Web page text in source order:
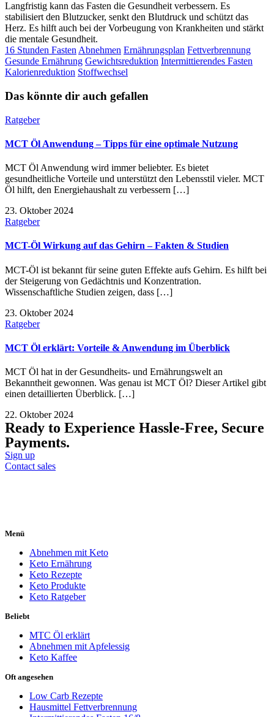
Langfristig kann das Fasten die Gesundheit verbessern. Es
stabilisiert den Blutzucker, senkt den Blutdruck und schützt das
Herz. Es hilft auch bei der Vorbeugung von Krankheiten und stärkt
die mentale Gesundheit.
16 Stunden Fasten Abnehmen Ernährungsplan Fettverbrennung
Gesunde Ernährung Gewichtsreduktion Intermittierendes Fasten
Kalorienreduktion Stoffwechsel
Das könnte dir auch gefallen
Ratgeber
MCT Öl Anwendung – Tipps für eine optimale Nutzung
MCT Öl Anwendung wird immer beliebter. Es bietet
gesundheitliche Vorteile und unterstützt den Lebensstil vieler. MCT
Öl hilft, den Energiehaushalt zu verbessern […]
23. Oktober 2024
Ratgeber
MCT-Öl Wirkung auf das Gehirn – Fakten & Studien
MCT-Öl ist bekannt für seine guten Effekte aufs Gehirn. Es hilft bei
der Steigerung von Gedächtnis und Konzentration.
Wissenschaftliche Studien zeigen, dass […]
23. Oktober 2024
Ratgeber
MCT Öl erklärt: Vorteile & Anwendung im Überblick
MCT Öl hat in der Gesundheits- und Ernährungswelt an
Bekanntheit gewonnen. Was genau ist MCT Öl? Dieser Artikel gibt
einen detaillierten Überblick. […]
22. Oktober 2024
Ready to Experience Hassle-Free, Secure
Payments.
Sign up
Contact sales
Menü
Abnehmen mit Keto
Keto Ernährung
Keto Rezepte
Keto Produkte
Keto Ratgeber
Beliebt
MTC Öl erklärt
Abnehmen mit Apfelessig
Keto Kaffee
Oft angesehen
Low Carb Rezepte
Hausmittel Fettverbrennung